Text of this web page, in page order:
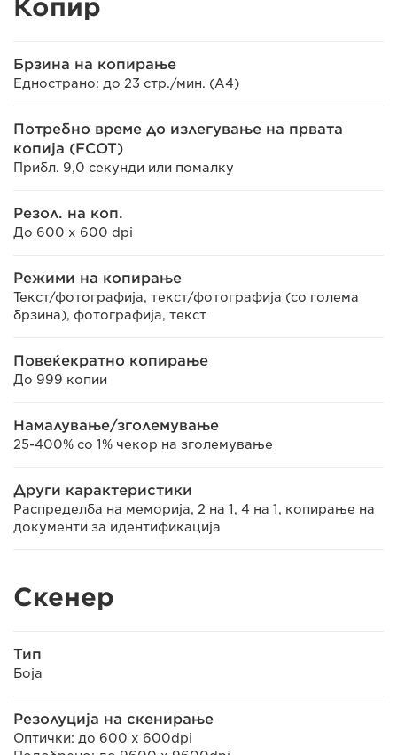
Копир
Брзина на копирање
Еднострано: до 23 стр./мин. (A4)
Потребно време до излегување на првата
копија (FCOT)
Прибл. 9,0 секунди или помалку
Резол. на коп.
До 600 x 600 dpi
Режими на копирање
Текст/фотографија, текст/фотографија (со голема
брзина), фотографија, текст
Повеќекратно копирање
До 999 копии
Намалување/зголемување
25-400% со 1% чекор на зголемување
Други карактеристики
Распределба на меморија, 2 на 1, 4 на 1, копирање на
документи за идентификацијa
Скенер
Тип
Боја
Резолуција на скенирање
Оптички: до 600 х 600dpi